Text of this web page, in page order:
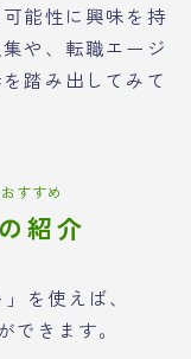
能性に興味を持
や、転職エージ
踏み出してみて
すすめ
紹介
を使えば、
できます。